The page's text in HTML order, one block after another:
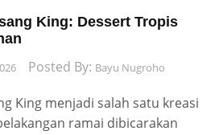
King: Dessert Tropis
Posted By: Bayu Nugroho
King menjadi salah satu kreasi
ramai dibicarakan